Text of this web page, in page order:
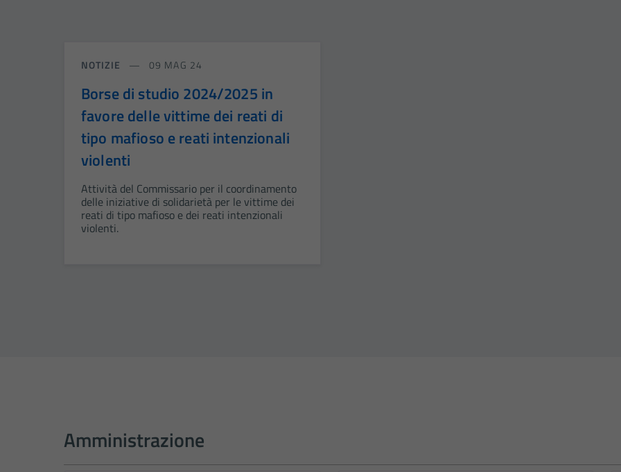
NOTIZIE 09 MAG 24
Borse di studio 2024/2025 in
favore delle vittime dei reati di
tipo mafioso e reati intenzionali
violenti
Attività del Commissario per il coordinamento
delle iniziative di solidarietà per le vittime dei
reati di tipo mafioso e dei reati intenzionali
violenti.
Amministrazione